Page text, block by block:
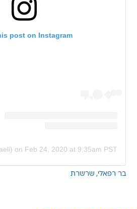
post on Instagram
on Feb 24, 2020 at 9:35am PST
בר רפאלי שרשרת